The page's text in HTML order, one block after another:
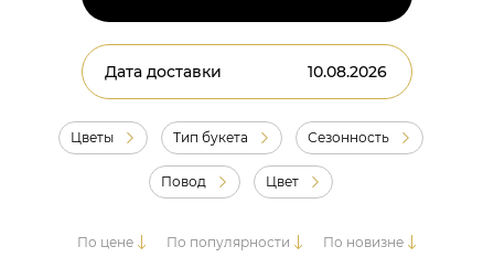
Дата доставки
Цветы Тип букета Сезонность
Повод Цвет
По цене По популярности По новизне